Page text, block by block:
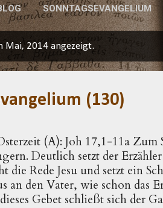
SONNTAGSEVANGELIUM
Mai, 2014 angezeigt.
(130)
(A): Joh 17,1-11a Zum
Deutlich setzt der
die Rede Jesu und setzt ein
an den Vater, wie schon das
Gebet schließt sich der